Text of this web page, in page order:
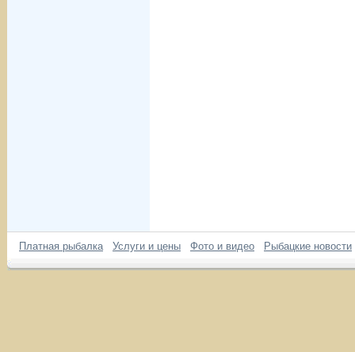
Платная рыбалка Услуги и цены Фото и видео Рыбацкие новости